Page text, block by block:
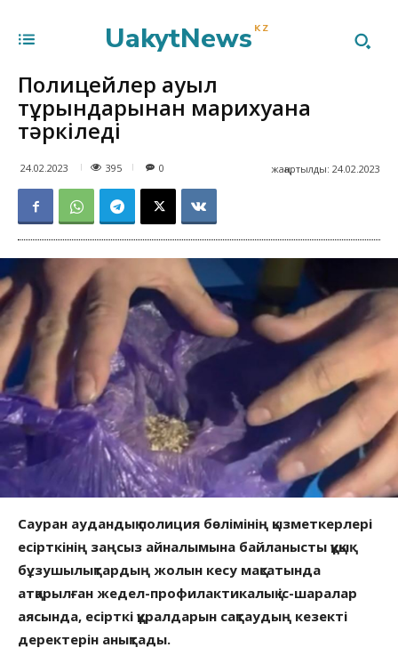
UakytNews KZ
Полицейлер ауыл
тұрғындарынан марихуана
тәркіледі
24.02.2023 395 жаңартылды: 24.02.2023
0
Сауран аудандық полиция бөлімінің қызметкерлері
есірткінің заңсыз айналымына байланысты құқық
бұзушылықтардың жолын кесу мақсатында
атқарылған жедел-профилактикалық іс-шаралар
аясында, есірткі құралдарын сақтаудың кезекті
деректерін анықтады.